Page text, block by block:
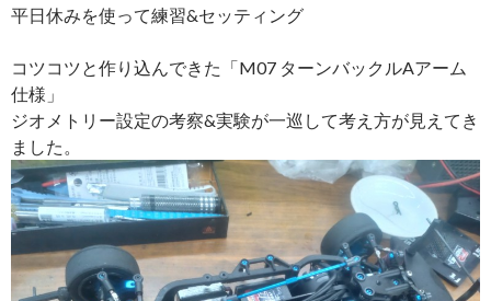
平日休みを使って練習&セッティング
コツコツと作り込んできた「M07 ターンバックルAアーム
仕様」
ジオメトリー設定の考察&実験が一巡して考え方が見えてき
ました。